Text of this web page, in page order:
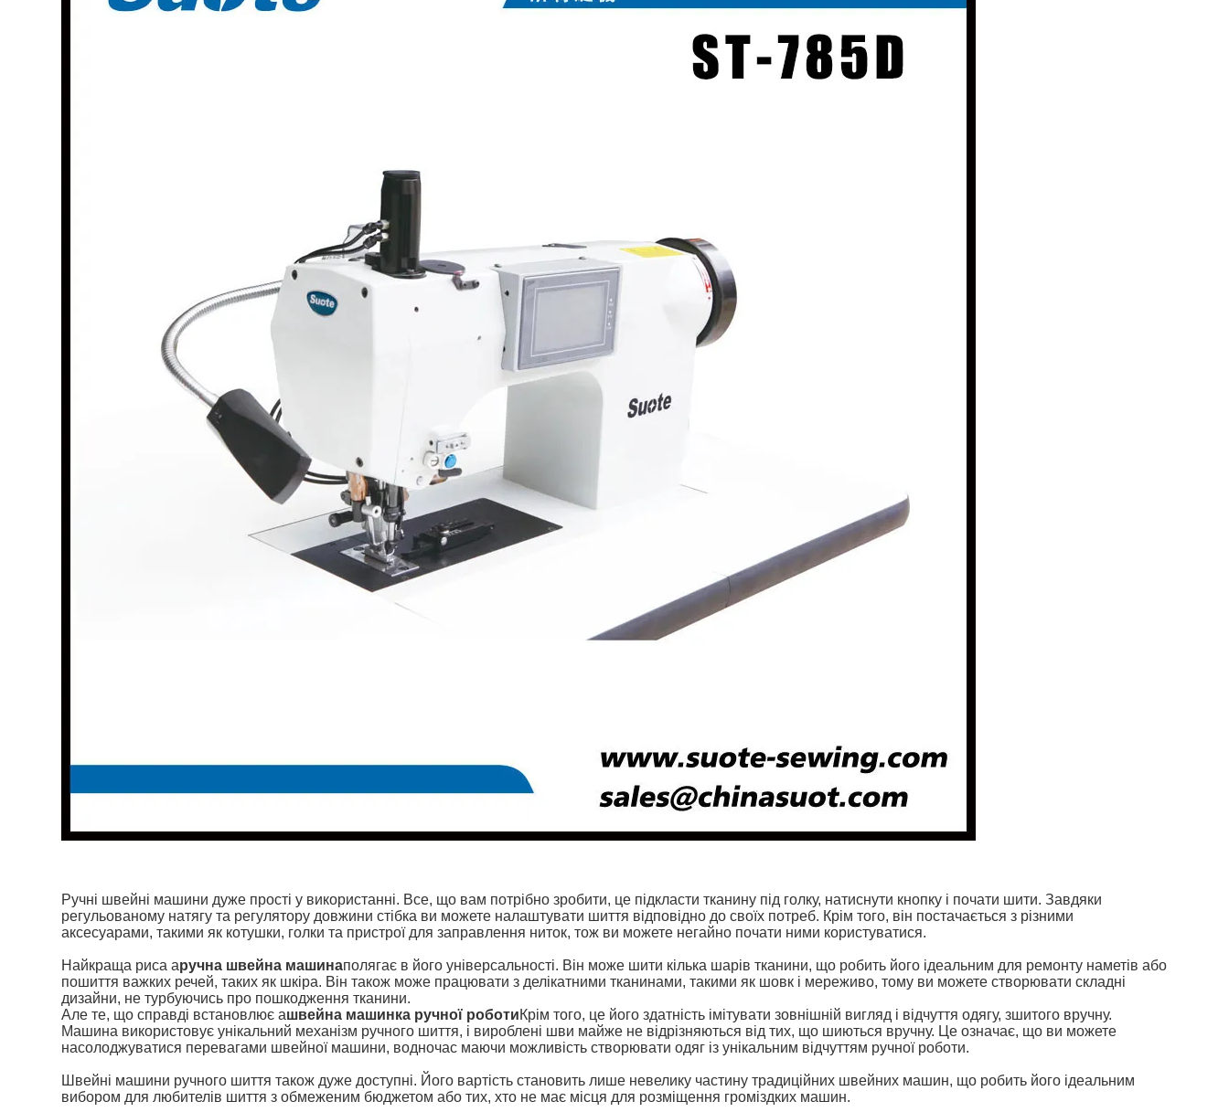
Ручні швейні машини дуже прості у використанні. Все, що вам потрібно зробити, це підкласти тканину під голку, натиснути кнопку і почати шити. Завдяки
регульованому натягу та регулятору довжини стібка ви можете налаштувати шиття відповідно до своїх потреб. Крім того, він постачається з різними
аксесуарами, такими як котушки, голки та пристрої для заправлення ниток, тож ви можете негайно почати ними користуватися.
Найкраща риса aручна швейна машинаполягає в його універсальності. Він може шити кілька шарів тканини, що робить його ідеальним для ремонту наметів або
пошиття важких речей, таких як шкіра. Він також може працювати з делікатними тканинами, такими як шовк і мереживо, тому ви можете створювати складні
дизайни, не турбуючись про пошкодження тканини.
Але те, що справді встановлює aшвейна машинка ручної роботиКрім того, це його здатність імітувати зовнішній вигляд і відчуття одягу, зшитого вручну.
Машина використовує унікальний механізм ручного шиття, і вироблені шви майже не відрізняються від тих, що шиються вручну. Це означає, що ви можете
насолоджуватися перевагами швейної машини, водночас маючи можливість створювати одяг із унікальним відчуттям ручної роботи.
Швейні машини ручного шиття також дуже доступні. Його вартість становить лише невелику частину традиційних швейних машин, що робить його ідеальним
вибором для любителів шиття з обмеженим бюджетом або тих, хто не має місця для розміщення громіздких машин.